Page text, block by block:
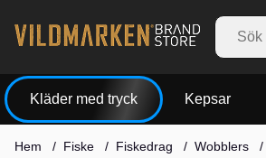
Kläder med tryck Kepsar
Hem Fiske Fiskedrag Wobblers